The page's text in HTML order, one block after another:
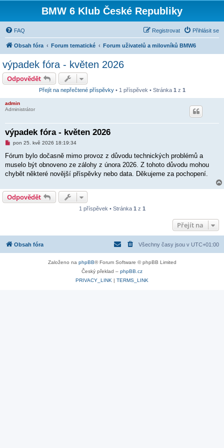
BMW 6 Klub České Republiky
FAQ Přihlásit se
Registrovat
Obsah fóra Forum tematické Forum uživatelů a milovníků BMW6
výpadek fóra - květen 2026
Odpovědět
Přejít na nepřečtené příspěvky• 1 příspěvek • Stránka 1 z 1
admin
Administrátor
výpadek fóra - květen 2026
N
v
p
ř
í
p
ě
v
pon 25. kvě 2026 18:19:34
Fórum bylo dočasně mimo provoz z důvodu technických problémů a
muselo být obnoveno ze zálohy z února 2026. Z tohoto důvodu mohou
chybět některé novější příspěvky nebo data. Děkujeme za pochopení.
Odpovědět
1 příspěvek • Stránka 1 z 1
Přejít na
Obsah fóra Všechny časy jsou v UTC+01:00
Založeno na phpBB® Forum Software © phpBB Limited
Český překlad – phpBB.cz
PRIVACY_LINK | TERMS_LINK